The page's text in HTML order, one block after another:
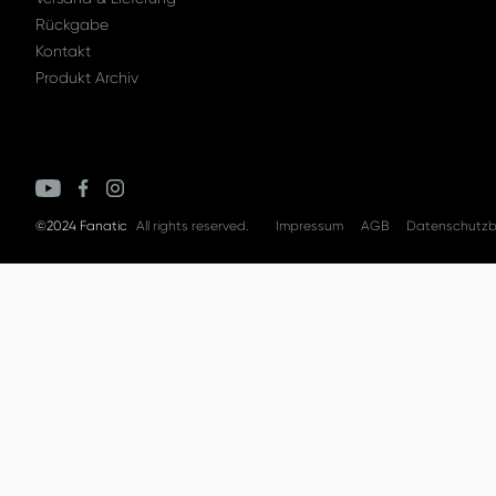
Rückgabe
Kontakt
Produkt Archiv
©2024 Fanatic All rights reserved. Impressum AGB